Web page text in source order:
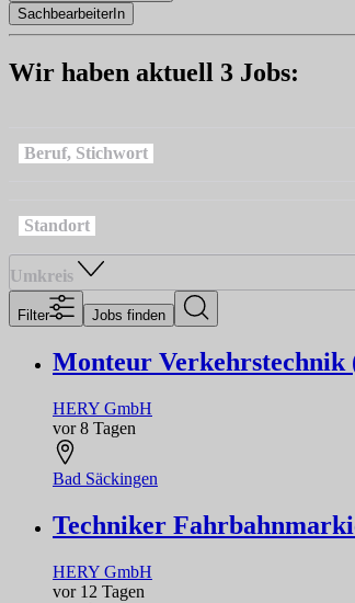
SachbearbeiterIn
Wir haben aktuell 3 Jobs:
Beruf, Stichwort
Standort
Umkreis
Filter Jobs finden
Monteur Verkehrstechnik
HERY GmbH
vor 8 Tagen
Bad Säckingen
Techniker
HERY GmbH
vor 12 Tagen